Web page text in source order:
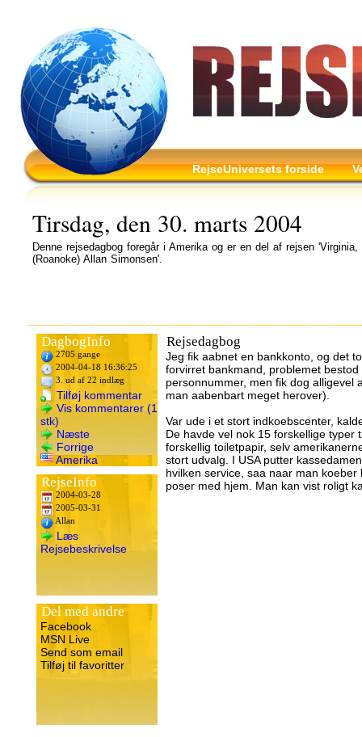
RejseUniversets forside
Tirsdag, den 30. marts 2004
Denne rejsedagbog foregår i Amerika og er en del af rejsen 'Virginia,
(Roanoke) Allan Simonsen'.
DagbogInfo
2705 gange
2004-04-18 16:36:25
3. ud af 22 indlæg
Tilføj kommentar
Vis kommentarer (1
stk)
Næste
Forrige
Amerika
RejseInfo
2004-03-28
2005-03-31
Allan
Læs
Rejsebeskrivelse
Del med andre
Facebook
MSN Live
Send som email
Tilføj til favoritter
Rejsedagbog
Jeg fik aabnet en bankkonto, og det
forvirret bankmand, problemet
personnummer, men fik dog alligevel
man aabenbart meget herover).
Var ude i et stort indkoebscenter,
De havde vel nok 15 forskellige typer
forskellig toiletpapir, selv
stort udvalg. I USA putter
hvilken service, saa naar man
poser med hjem. Man kan vist roligt